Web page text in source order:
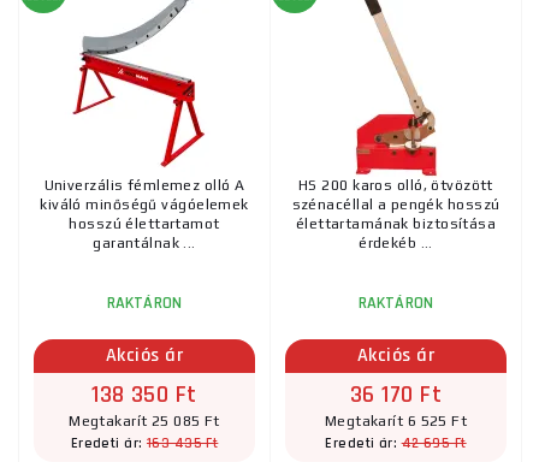
fizetéssel kapcsolatos tanácsért ne habozzon kapcsolatba
, szívesen segítünk.
Univerzális fémlemez olló A
kiváló minőségű vágóelemek
hosszú élettartamot
garantálnak ...
RAKTÁRON
Akciós ár
138 350 Ft
Megtakarít 25 085 Ft
Eredeti ár: 163 435 Ft
HS 200 karos olló, ötvözött
szénacéllal a pengék hosszú
élettartamának biztosítása
érdekéb ...
RAKTÁRON
Akciós ár
36 170 Ft
Megtakarít 6 525 Ft
Eredeti ár:42 695 Ft